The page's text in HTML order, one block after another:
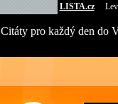
LISTA.cz
Citáty pro každý den do